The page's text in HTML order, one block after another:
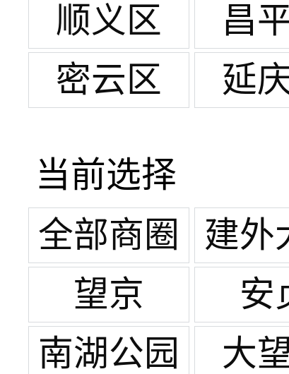
顺义区
昌
密云区
延
当前选择
全部商圈
建外
望京
安
南湖公园
大